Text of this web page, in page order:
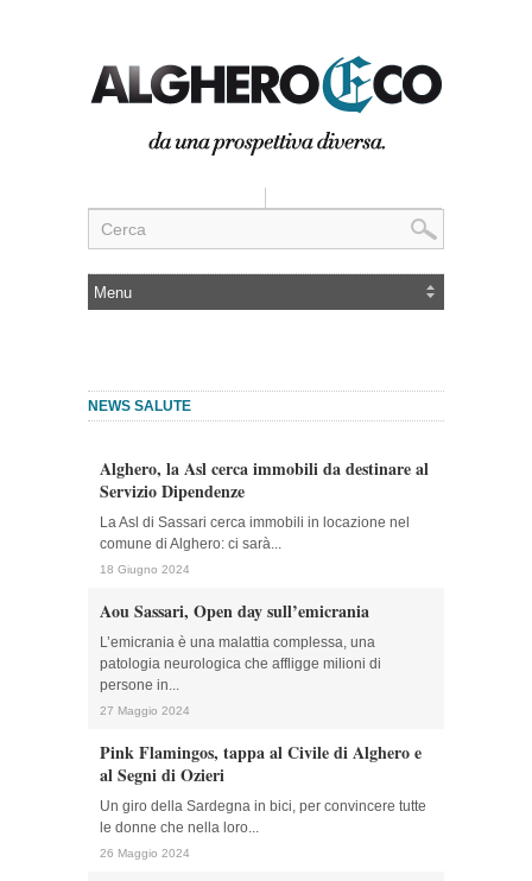
NEWS SALUTE
Alghero, la Asl cerca immobili da destinare al
Servizio Dipendenze
La Asl di Sassari cerca immobili in locazione nel
comune di Alghero: ci sarà...
18 Giugno 2024
Aou Sassari, Open day sull’emicrania
L’emicrania è una malattia complessa, una
patologia neurologica che affligge milioni di
persone in...
27 Maggio 2024
Pink Flamingos, tappa al Civile di Alghero e
al Segni di Ozieri
Un giro della Sardegna in bici, per convincere tutte
le donne che nella loro...
26 Maggio 2024